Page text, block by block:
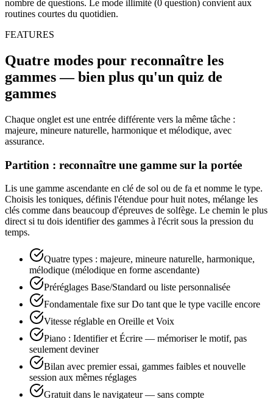
nombre de questions. Le mode illimité (0 question) convient aux
routines courtes du quotidien.
FEATURES
Quatre modes pour reconnaître les
gammes — bien plus qu'un quiz de
gammes
Chaque onglet est une entrée différente vers la même tâche :
majeure, mineure naturelle, harmonique et mélodique, avec
assurance.
Partition : reconnaître une gamme sur la portée
Lis une gamme ascendante en clé de sol ou de fa et nomme le type.
Choisis les toniques, définis l'étendue pour huit notes, mélange les
clés comme dans beaucoup d'épreuves de solfège. Le chemin le plus
direct si tu dois identifier des gammes à l'écrit sous la pression du
temps.
Quatre types : majeure, mineure naturelle, harmonique,
mélodique (mélodique en forme ascendante)
Préréglages Base/Standard ou liste personnalisée
Fondamentale fixe sur Do tant que le type vacille encore
Vitesse réglable en Oreille et Voix
Piano : Identifier et Écrire — mémoriser le motif, pas
seulement deviner
Bilan avec premier essai, gammes faibles et nouvelle
session aux mêmes réglages
Gratuit dans le navigateur — sans compte